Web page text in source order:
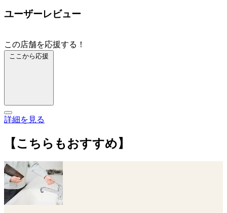
ユーザーレビュー
この店舗を応援する！
ここから応援
詳細を見る
【こちらもおすすめ】